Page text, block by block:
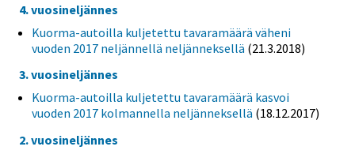
4. vuosineljännes
Kuorma-autoilla kuljetettu tavaramäärä väheni
vuoden 2017 neljännellä neljänneksellä (21.3.2018)
3. vuosineljännes
Kuorma-autoilla kuljetettu tavaramäärä kasvoi
vuoden 2017 kolmannella neljänneksellä (18.12.2017)
2. vuosineljännes